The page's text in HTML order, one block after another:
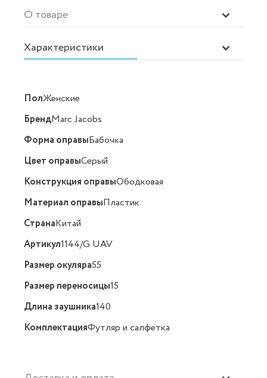
О товаре
Характеристики
ПолЖенские
БрендMarc Jacobs
Форма оправыБабочка
Цвет оправыСерый
Конструкция оправыОбодковая
Материал оправыПластик
СтранаКитай
Артикул1144/G UAV
Размер окуляра55
Размер переносицы15
Длина заушника140
КомплектацияФутляр и салфетка